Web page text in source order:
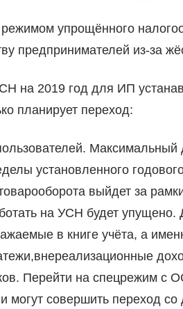
упрощённого
предпринимателей из-за
на 2019 год для ИП
планирует переход:
установленного
выйдет за
на УСН будет
в книге учёта, а
Перейти на спецрежим с
могут совершить переход